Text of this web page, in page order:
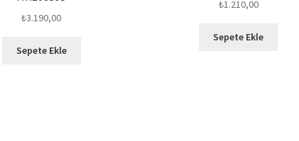
₺3.190,00
Sepete Ekle
₺1.210,00
Sepete Ekle